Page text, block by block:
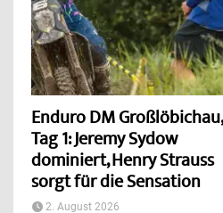
Enduro DM Großlöbichau,
Tag 1: Jeremy Sydow
dominiert, Henry Strauss
sorgt für die Sensation
2. August 2026